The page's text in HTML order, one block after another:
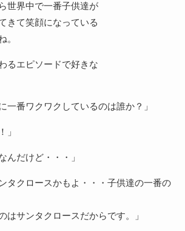
世界中で一番子供達が
きて笑顔になっている
。
るエピソードで好きな
一番ワクワクしているのは誰か？」
」
んだけど・・・」
タクロースかもよ・・・子供達の一番の
はサンタクロースだからです。」